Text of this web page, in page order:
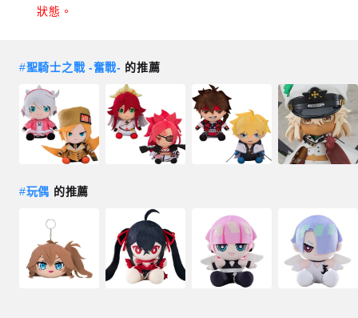
狀態。
#聖騎士之戰 -奮戰- 的推薦
#玩偶 的推薦